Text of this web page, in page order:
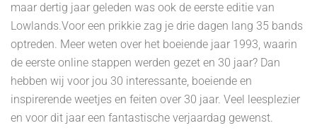
maar dertig jaar geleden was ook de eerste editie van
Lowlands.Voor een prikkie zag je drie dagen lang 35 bands
optreden. Meer weten over het boeiende jaar 1993, waarin
de eerste online stappen werden gezet en 30 jaar? Dan
hebben wij voor jou 30 interessante, boeiende en
inspirerende weetjes en feiten over 30 jaar. Veel leesplezier
en voor dit jaar een fantastische verjaardag gewenst.